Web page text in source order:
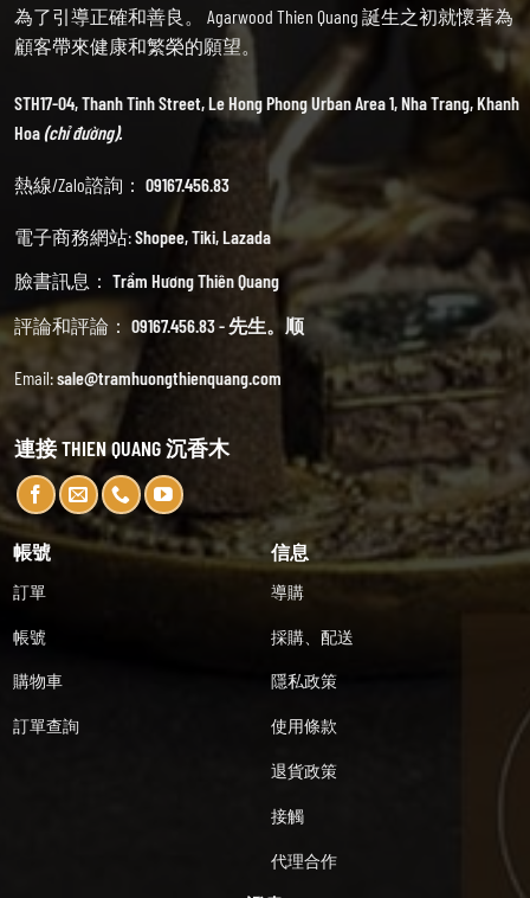
為了引導正確和善良。 Agarwood Thien Quang 誕生之初就懷著為
顧客帶來健康和繁榮的願望。
STH17-04, Thanh Tinh Street, Le Hong Phong Urban Area 1, Nha Trang, Khanh
Hoa(chỉ đường).
熱線/Zalo諮詢： 09167.456.83
電子商務網站:Shopee,Tiki,Lazada
臉書訊息： Trầm Hương Thiên Quang
評論和評論： 09167.456.83 - 先生。顺
Email:sale@tramhuongthienquang.com
連接 THIEN QUANG 沉香木
帳號
訂單
帳號
購物車
訂單查詢
信息
導購
採購、配送
隱私政策
使用條款
退貨政策
接觸
代理合作